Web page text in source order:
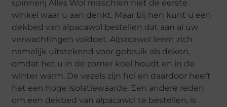
spinnerij Alles Wol misschien niet de eerste
winkel waar u aan denkt. Maar bij hen kunt u een
dekbed van alpacawol bestellen dat aan al uw
verwachtingen voldoet. Alpacawol leent zich
namelijk uitstekend voor gebruik als deken,
omdat het u in de zomer koel houdt en in de
winter warm. De vezels zijn hol en daardoor heeft
het een hoge isolatiewaarde. Een andere reden
om een dekbed van alpacawol te bestellen, is